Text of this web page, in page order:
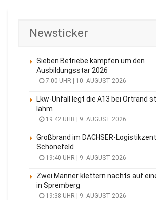
Newsticker
Sieben Betriebe kämpfen um den
Ausbildungsstar 2026
7:00 UHR | 10. AUGUST 2026
Lkw-Unfall legt die A13 bei Ortrand
lahm
19:42 UHR | 9. AUGUST 2026
Großbrand im DACHSER-
Schönefeld
19:40 UHR | 9. AUGUST 2026
Zwei Männer klettern nachts auf
in Spremberg
19:38 UHR | 9. AUGUST 2026